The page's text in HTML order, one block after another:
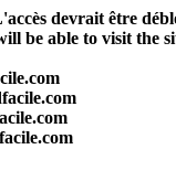
devrait être
be able to visit the